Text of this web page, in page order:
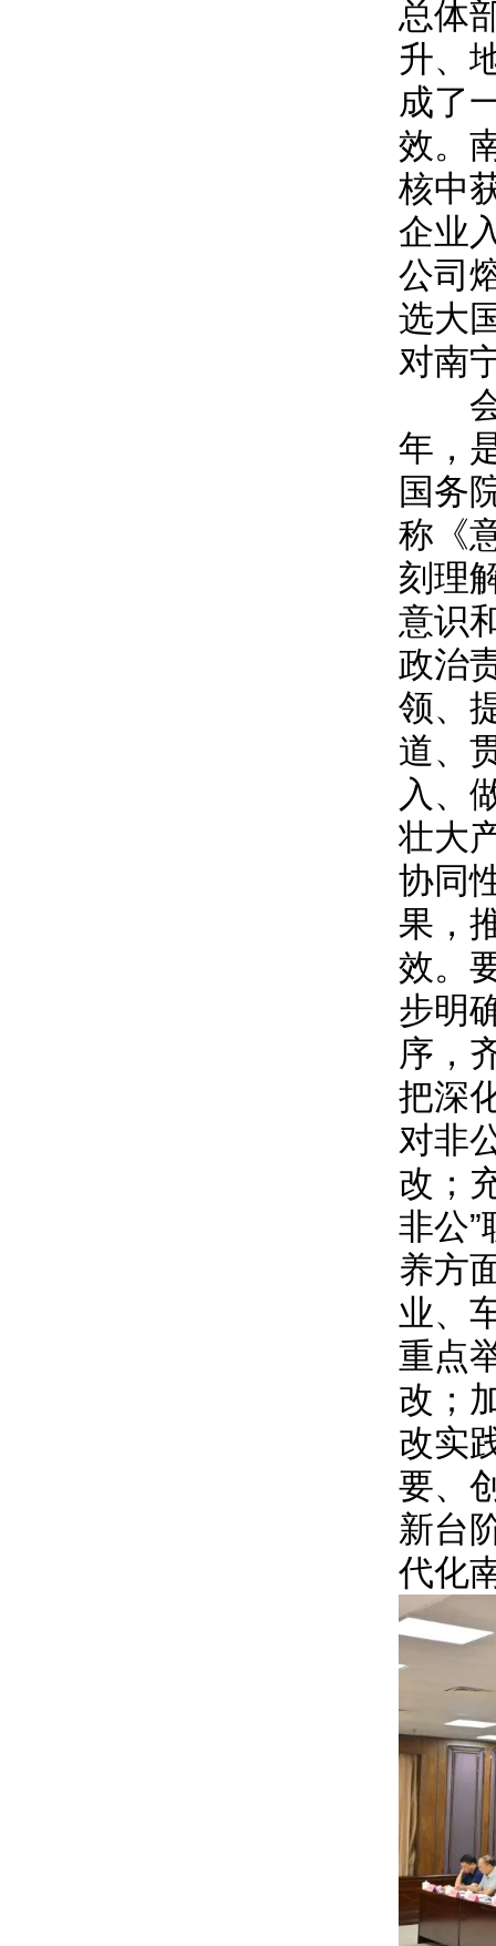
总体
升、
成了
效。
核中
企业
公司
选大
对南
会
年，
国务
称《
刻理
意识
政治
领、
道、
入、
壮大
协同
果，
效。
步明
序，
把深
对非
改；
非公
养方
业、
重点
改；
改实
要、
新台
代化